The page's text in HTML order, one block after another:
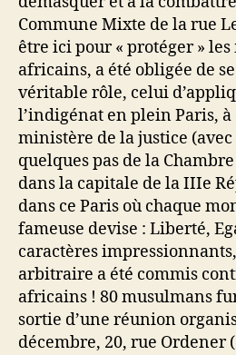
Commune Mixte de la rue
être ici pour « protéger »
africains, a été obligée de
véritable rôle, celui
l’indigénat en plein Paris, à
ministère de la justice
quelques pas de la
dans la capitale de la IIIe
dans ce Paris où chaque
fameuse devise : Liberté,
caractères
arbitraire a été commis
africains ! 80 musulmans
sortie d’une réunion
décembre, 20, rue Ordener